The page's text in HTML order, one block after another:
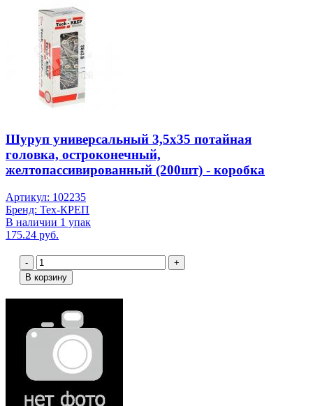
Шуруп универсальный 3,5х35 потайная
головка, остроконечный,
желтопассивированный (200шт) - коробка
Артикул: 102235
Бренд: Тех-КРЕП
В наличии 1 упак
175.24 руб.
-
+
В корзину